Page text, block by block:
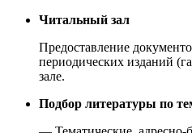
Читальный зал
Предоставление
периодических изданий
зале.
Подбор литературы по